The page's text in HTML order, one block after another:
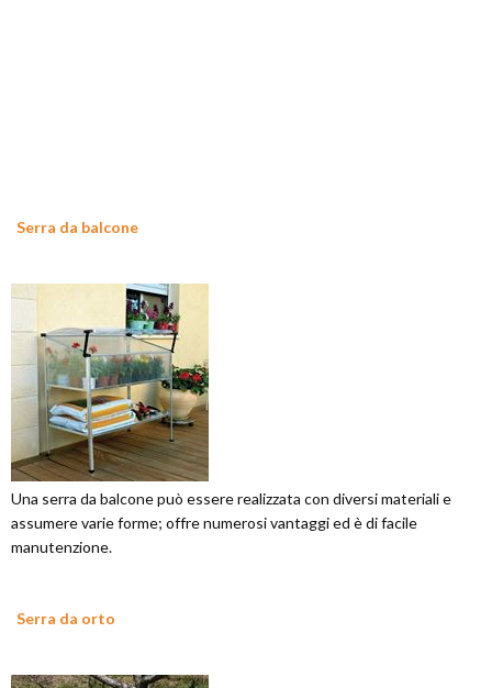
Serra da balcone
Una serra da balcone può essere realizzata con diversi materiali e
assumere varie forme; offre numerosi vantaggi ed è di facile
manutenzione.
Serra da orto